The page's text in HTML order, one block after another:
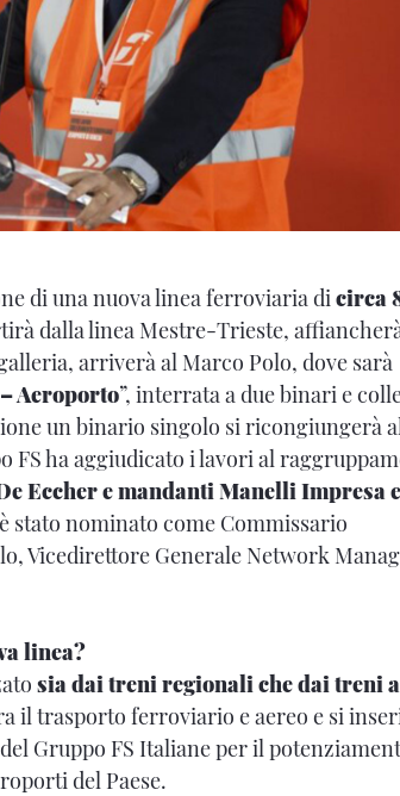
di una nuova linea ferroviaria di circa
dalla linea Mestre-Trieste,
arriverà al Marco Polo, dove sarà
Aeroporto”, interrata a due binari e
un binario singolo si ricongiungerà
FS ha aggiudicato i lavori al
Eccher e mandanti Manelli Impresa e
stato nominato come Commissario
Vicedirettore Generale Network
linea?
sia dai treni regionali che dai treni
il trasporto ferroviario e aereo e si
Gruppo FS Italiane per il
del Paese.